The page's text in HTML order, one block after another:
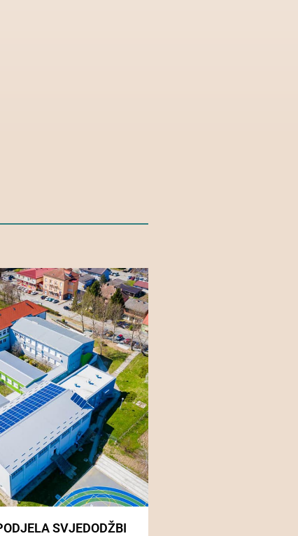
SVJEDODŽBI